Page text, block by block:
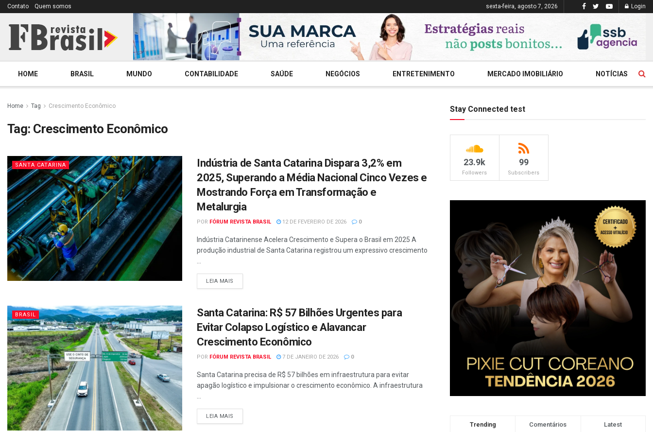
Contato Quem somos sexta-feira, agosto 7, 2026 Login
HOME BRASIL MUNDO CONTABILIDADE SAÚDE NEGÓCIOS ENTRETENIMENTO MERCADO IMOBILIÁRIO NOTÍCIAS
Home Tag Crescimento Econômico
Tag: Crescimento Econômico
SANTA CATARINA
Indústria de Santa Catarina Dispara 3,2% em
2025, Superando a Média Nacional Cinco Vezes e
Mostrando Força em Transformação e
Metalurgia
POR FÓRUM REVISTA BRASIL 12 DE FEVEREIRO DE 2026 0
Indústria Catarinense Acelera Crescimento e Supera o Brasil em 2025 A
produção industrial de Santa Catarina registrou um expressivo crescimento
LEIA MAIS
BRASIL
Santa Catarina: R$ 57 Bilhões Urgentes para
Evitar Colapso Logístico e Alavancar
Crescimento Econômico
POR FÓRUM REVISTA BRASIL 7 DE JANEIRO DE 2026 0
Santa Catarina precisa de R$ 57 bilhões em infraestrutura para evitar
apagão logístico e impulsionar o crescimento econômico. A infraestrutura
LEIA MAIS
Stay Connected test
23.9k
Followers
99
Subscribers
Trending Comentários Latest